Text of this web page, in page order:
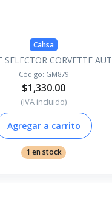
Cahsa
SELECTOR CORVETTE AUT
Código: GM879
$1,330.00
(IVA incluido)
Agregar a carrito
1 en stock